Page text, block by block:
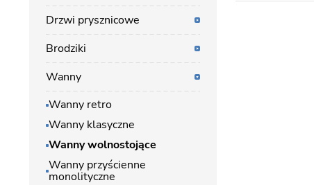
Drzwi prysznicowe
Brodziki
Wanny
Wanny retro
Wanny klasyczne
Wanny wolnostojące
Wanny przyścienne
monolityczne